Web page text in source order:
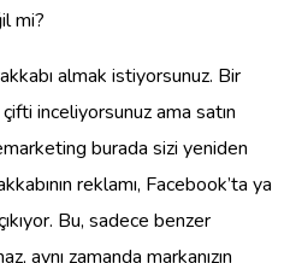
mi?
almak istiyorsunuz. Bir
inceliyorsunuz ama satın
burada sizi yeniden
reklamı, Facebook’ta ya
Bu, sadece benzer
aynı zamanda markanızın